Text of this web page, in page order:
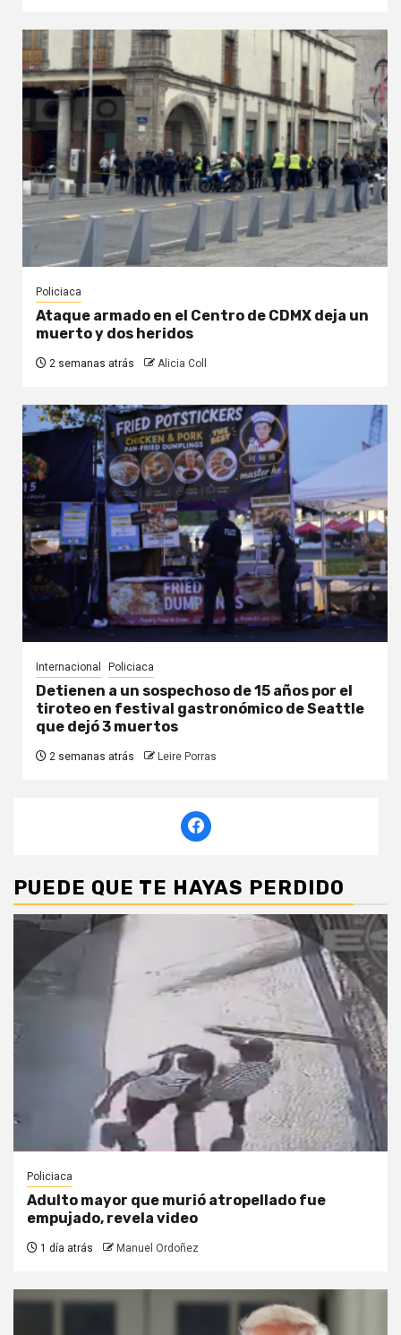
Policiaca
Ataque armado en el Centro de CDMX deja un
muerto y dos heridos
2 semanas atrás Alicia Coll
Internacional Policiaca
Detienen a un sospechoso de 15 años por el
tiroteo en festival gastronómico de Seattle
que dejó 3 muertos
2 semanas atrás Leire Porras
PUEDE QUE TE HAYAS PERDIDO
Policiaca
Adulto mayor que murió atropellado fue
empujado, revela video
1 día atrás Manuel Ordoñez